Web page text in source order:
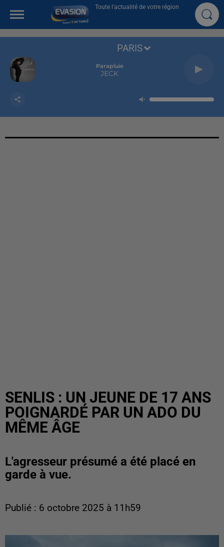
Toute l'actualité de votre région
Parapluie
JECK
PARIS
SENLIS : UN JEUNE DE 17 ANS
POIGNARDÉ PAR UN ADO DU
MÊME ÂGE
L'agresseur présumé a été placé en
garde à vue.
Publié : 6 octobre 2025 à 11h59